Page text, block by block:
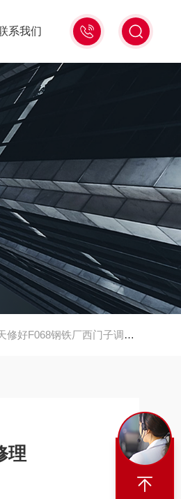
18516586104
微
系我们
钢铁厂西门子调速器6RA70启动报警F068修理
理